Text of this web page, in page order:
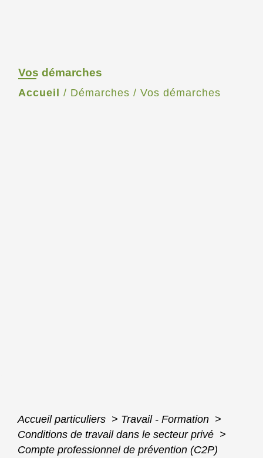
Vos démarches
Accueil / Démarches / Vos démarches
Accueil particuliers > Travail - Formation >
Conditions de travail dans le secteur privé >
Compte professionnel de prévention (C2P)